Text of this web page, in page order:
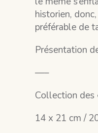
historien,
préférable de
Présentation
—–
Collection des
14 x 21 cm /